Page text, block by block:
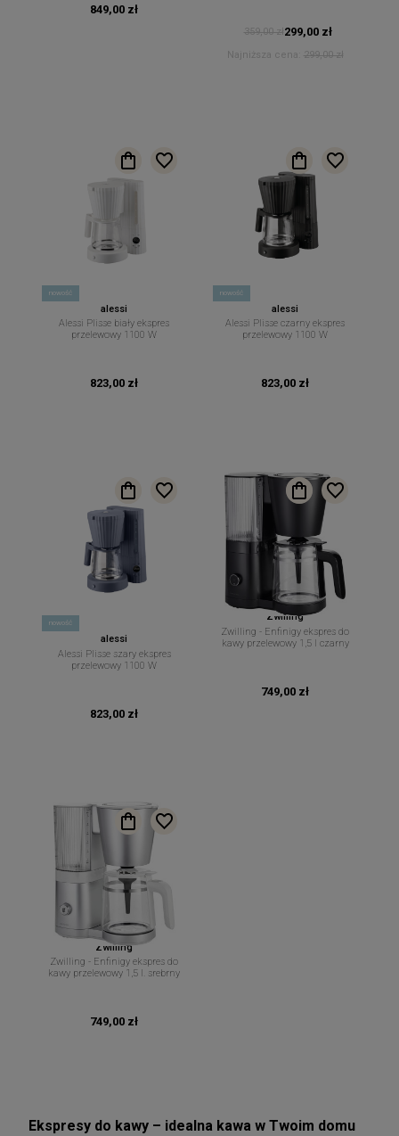
849,00 zł
359,00 zł 299,00 zł
Najniższa cena: 299,00 zł
nowość
alessi
Alessi Plisse biały ekspres
przelewowy 1100 W
823,00 zł
nowość
alessi
Alessi Plisse czarny ekspres
przelewowy 1100 W
823,00 zł
nowość
alessi
Alessi Plisse szary ekspres
przelewowy 1100 W
823,00 zł
Zwilling
Zwilling - Enfinigy ekspres do
kawy przelewowy 1,5 l czarny
749,00 zł
Zwilling
Zwilling - Enfinigy ekspres do
kawy przelewowy 1,5 l. srebrny
749,00 zł
Ekspresy do kawy – idealna kawa w Twoim domu